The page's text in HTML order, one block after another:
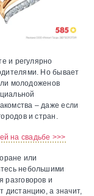
и регулярно
Но бывает
молодоженов
– даже если
и стран.
на свадьбе >>>
или
небольшими
разговоров и
дистанцию, а значит,